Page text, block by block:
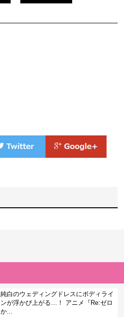
純白のウェディングドレスにボディライ
ンが浮かび上がる…！ アニメ『Re:ゼロ
か...